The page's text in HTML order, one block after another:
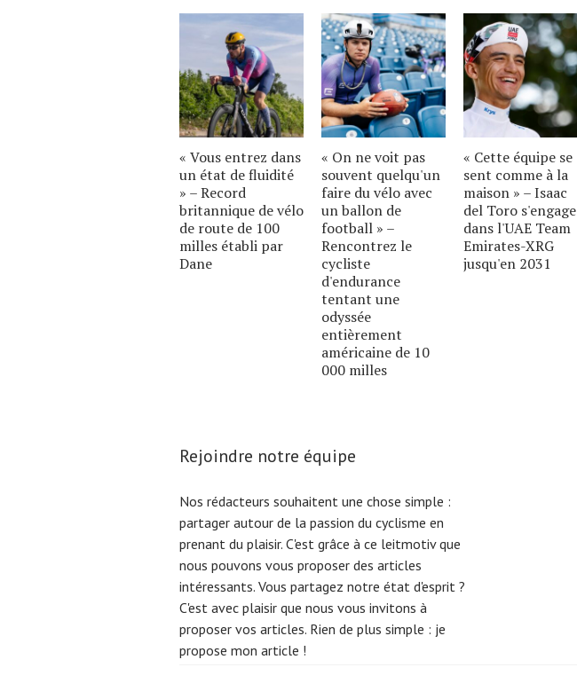
« Vous entrez dans
un état de fluidité
» – Record
britannique de vélo
de route de 100
milles établi par
Dane
« On ne voit pas
souvent quelqu'un
faire du vélo avec
un ballon de
football » –
Rencontrez le
cycliste
d'endurance
tentant une
odyssée
entièrement
américaine de 10
000 milles
« Cette équipe se
sent comme à la
maison » – Isaac
del Toro s'engage
dans l'UAE Team
Emirates-XRG
jusqu'en 2031
Rejoindre notre équipe
Nos rédacteurs souhaitent une chose simple :
partager autour de la passion du cyclisme en
prenant du plaisir. C'est grâce à ce leitmotiv que
nous pouvons vous proposer des articles
intéressants. Vous partagez notre état d'esprit ?
C'est avec plaisir que nous vous invitons à
proposer vos articles. Rien de plus simple : je
propose mon article !